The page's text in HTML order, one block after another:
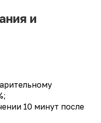
и
10 минут после